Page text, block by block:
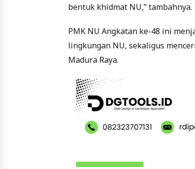
bentuk khidmat NU,” tambahnya.
PMK NU Angkatan ke-48 ini
lingkungan NU, sekaligus
Madura Raya.